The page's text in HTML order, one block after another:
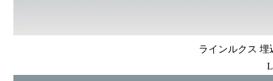
ラインルクス 埋